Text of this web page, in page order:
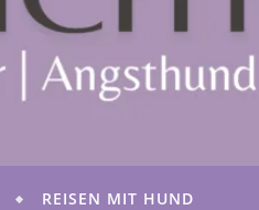
REISEN MIT HUND